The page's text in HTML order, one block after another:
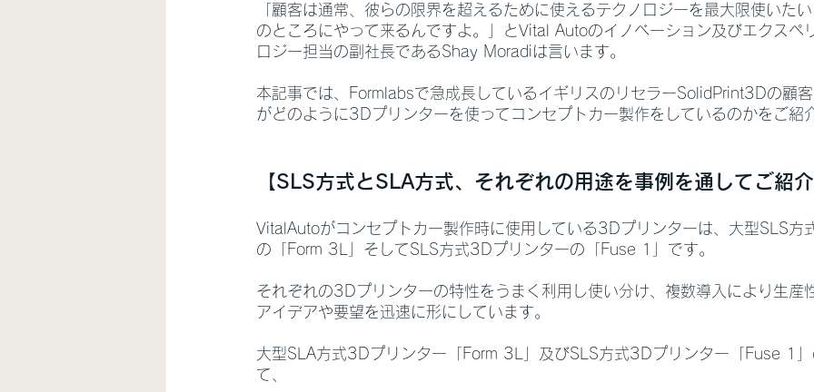
「顧客は通常、彼らの限界を超えるために使えるテクノロジーを最大限使いた
のところにやって来るんですよ。」とVital Autoのイノベーション及びエクスペ
ロジー担当の副社長であるShay Moradiは言います。
本記事では、Formlabsで急成長しているイギリスのリセラーSolidPrint3Dの顧
がどのように3Dプリンターを使ってコンセプトカー製作をしているのかをご紹
【SLS方式とSLA方式、それぞれの用途を事例を通してご紹介
VitalAutoがコンセプトカー製作時に使用している3Dプリンターは、大型SLS方
の「Form 3L」そしてSLS方式3Dプリンターの「Fuse 1」です。
それぞれの3Dプリンターの特性をうまく利用し使い分け、複数導入により生産
アイデアや要望を迅速に形にしています。
大型SLA方式3Dプリンター「Form 3L」及びSLS方式3Dプリンター「Fuse 1
て、